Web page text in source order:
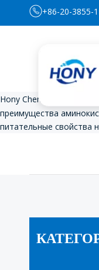
+86-20-3855-
Hony Chem предлагает
преимущества
питательные свойства